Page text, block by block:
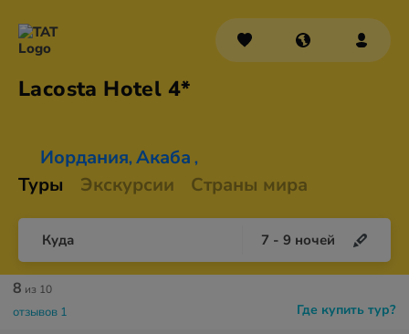
Lacosta Hotel 4*
Иордания, Акаба ,
Туры Экскурсии Страны мира
Куда 7 - 9 ночей
Где купить тур?
8 из 10
отзывов 1